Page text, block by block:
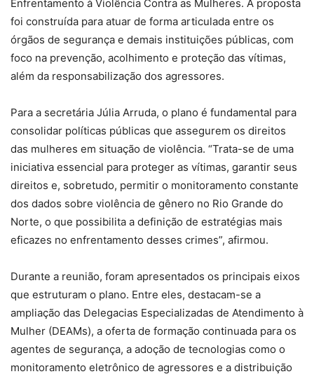
Enfrentamento à Violência Contra as Mulheres. A proposta
foi construída para atuar de forma articulada entre os
órgãos de segurança e demais instituições públicas, com
foco na prevenção, acolhimento e proteção das vítimas,
além da responsabilização dos agressores.
Para a secretária Júlia Arruda, o plano é fundamental para
consolidar políticas públicas que assegurem os direitos
das mulheres em situação de violência. “Trata-se de uma
iniciativa essencial para proteger as vítimas, garantir seus
direitos e, sobretudo, permitir o monitoramento constante
dos dados sobre violência de gênero no Rio Grande do
Norte, o que possibilita a definição de estratégias mais
eficazes no enfrentamento desses crimes”, afirmou.
Durante a reunião, foram apresentados os principais eixos
que estruturam o plano. Entre eles, destacam-se a
ampliação das Delegacias Especializadas de Atendimento à
Mulher (DEAMs), a oferta de formação continuada para os
agentes de segurança, a adoção de tecnologias como o
monitoramento eletrônico de agressores e a distribuição